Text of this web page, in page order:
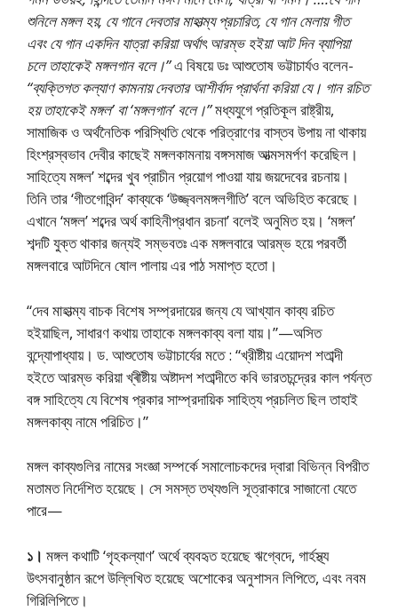
শুনিলে মঙ্গল হয়, যে গানে দেবতার মাহাত্ম্য প্রচারিত, যে গান মেলায় গীত
এবং যে গান একদিন যাত্রা করিয়া অর্থাৎ আরম্ভ হইয়া আট দিন ব্যাপিয়া
চলে তাহাকেই মঙ্গলগান বলে।”এ বিষয়ে ডঃ আশুতােষ ভট্টাচার্যও বলেন-
“ব্যক্তিগত কল্যাণ কামনায় দেবতার আশীর্বাদ প্রার্থনা করিয়া যে। গান রচিত
হয় তাহাকেই মঙ্গল’ বা ‘মঙ্গলগান’ বলে।”মধ্যযুগে প্রতিকূল রাষ্ট্রীয়,
সামাজিক ও অর্থনৈতিক পরিস্থিতি থেকে পরিত্রাণের বাস্তব উপায় না থাকায়
হিংশ্রস্বভাব দেবীর কাছেই মঙ্গলকামনায় বঙ্গসমাজ আত্মসমর্পণ করেছিল।
সাহিত্যে মঙ্গল’ শব্দের খুব প্রাচীন প্রয়ােগ পাওয়া যায় জয়দেবের রচনায়।
তিনি তার ‘গীতগােবিন্দ’ কাব্যকে ‘উজ্জ্বলমঙ্গলগীতি’ বলে অভিহিত করেছে।
এখানে ‘মঙ্গল’ শব্দের অর্থ কাহিনীপ্রধান রচনা’ বলেই অনুমিত হয়। ‘মঙ্গল’
শব্দটি যুক্ত থাকার জন্যই সম্ভবতঃ এক মঙ্গলবারে আরম্ভ হয়ে পরবর্তী
মঙ্গলবারে আটদিনে ষােল পালায় এর পাঠ সমাপ্ত হতাে।
“দেব মাহাত্ম্য বাচক বিশেষ সম্প্রদায়ের জন্য যে আখ্যান কাব্য রচিত
হইয়াছিল, সাধারণ কথায় তাহাকে মঙ্গলকাব্য বলা যায়।”—অসিত
বন্দ্যোপাধ্যায়। ড. আশুতোষ ভট্টাচার্যের মতে : “খ্রীষ্টীয় এয়োদশ শতাব্দী
হইতে আরম্ভ করিয়া খ্ৰীষ্টীয় অষ্টাদশ শতাব্দীতে কবি ভারতচন্দ্রের কাল পর্যন্ত
বঙ্গ সাহিত্যে যে বিশেষ প্রকার সাম্প্রদায়িক সাহিত্য প্রচলিত ছিল তাহাই
মঙ্গলকাব্য নামে পরিচিত।”
মঙ্গল কাব্যগুলির নামের সংজ্ঞা সম্পর্কে সমালোচকদের দ্বারা বিভিন্ন বিপরীত
মতামত নির্দেশিত হয়েছে। সে সমস্ত তথ্যগুলি সূত্রাকারে সাজানো যেতে
পারে—
১। মঙ্গল কথাটি ‘গৃহকল্যাণ’ অর্থে ব্যবহৃত হয়েছে ঋগ্বেদে, গার্হস্থ্য
উৎসবানুষ্ঠান রূপে উল্লিখিত হয়েছে অশোকের অনুশাসন লিপিতে, এবং নবম
গিরিলিপিতে।